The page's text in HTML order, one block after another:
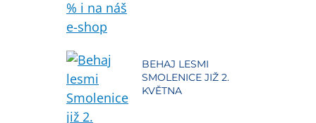
BEHAJ LESMI
SMOLENICE JIŽ 2.
KVĚTNA